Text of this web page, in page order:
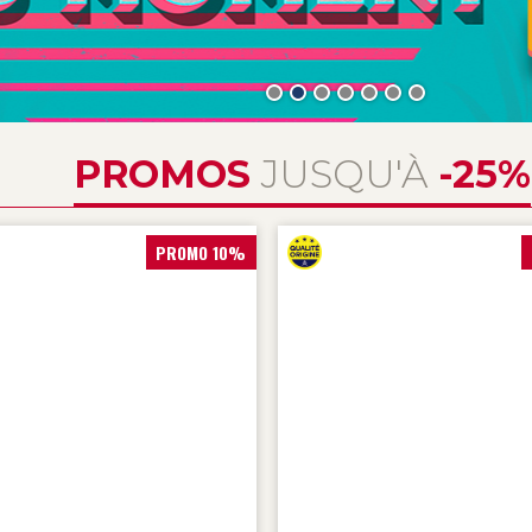
PROMOS JUSQU'À-25%
PROMO 10%